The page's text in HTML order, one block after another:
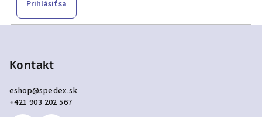
Prihlásiť sa
Kontakt
eshop@spedex.sk
+421 903 202 567